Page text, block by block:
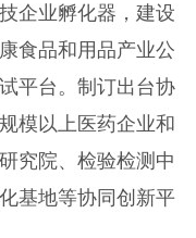
企业孵化器，建设
食品和用品产业公
平台。制订出台协
模以上医药企业和
究院、检验检测中
基地等协同创新平